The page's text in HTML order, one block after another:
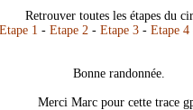
Retrouver toutes les étapes du
Etape 1 - Etape 2- Etape 3- Etape 4
Bonne randonnée.
Merci Marc pour cette trace